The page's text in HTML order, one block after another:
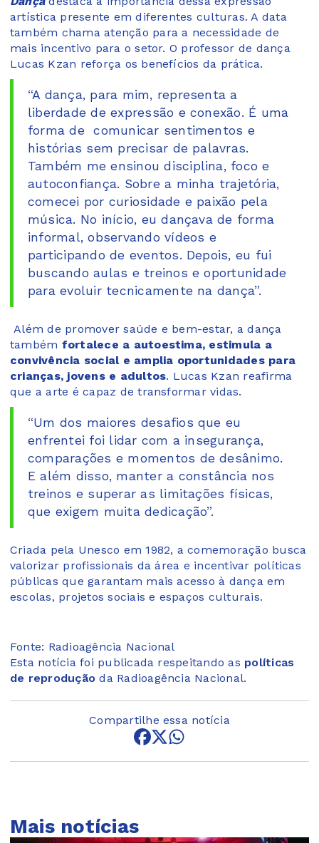
artística presente em diferentes culturas. A data
também chama atenção para a necessidade de
mais incentivo para o setor. O professor de dança
Lucas Kzan reforça os benefícios da prática.
“A dança, para mim, representa a
liberdade de expressão e conexão. É uma
forma de comunicar sentimentos e
histórias sem precisar de palavras.
Também me ensinou disciplina, foco e
autoconfiança. Sobre a minha trajetória,
comecei por curiosidade e paixão pela
música. No início, eu dançava de forma
informal, observando vídeos e
participando de eventos. Depois, eu fui
buscando aulas e treinos e oportunidade
para evoluir tecnicamente na dança”.
Além de promover saúde e bem-estar, a dança
também fortalece a autoestima, estimula a
convivência social e amplia oportunidades para
crianças, jovens e adultos. Lucas Kzan reafirma
que a arte é capaz de transformar vidas.
“Um dos maiores desafios que eu
enfrentei foi lidar com a insegurança,
comparações e momentos de desânimo.
E além disso, manter a constância nos
treinos e superar as limitações físicas,
que exigem muita dedicação”.
Criada pela Unesco em 1982, a comemoração busca
valorizar profissionais da área e incentivar políticas
públicas que garantam mais acesso à dança em
escolas, projetos sociais e espaços culturais.
Fonte: Radioagência Nacional
Esta notícia foi publicada respeitando as políticas
de reprodução da Radioagência Nacional.
Compartilhe essa notícia
Mais notícias